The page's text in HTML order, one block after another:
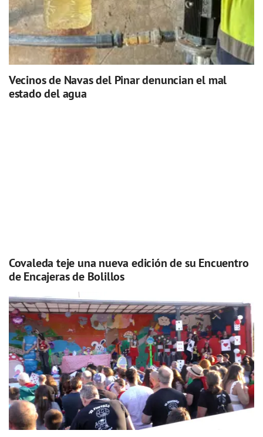
Vecinos de Navas del Pinar denuncian el mal
estado del agua
Covaleda teje una nueva edición de su Encuentro
de Encajeras de Bolillos